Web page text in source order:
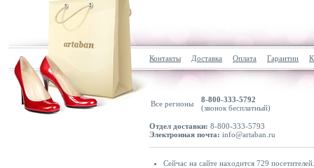
Контакты Доставка Оплата Гарантии
Все регионы
8-800-333-5792
(звонок бесплатный)
Отдел доставки: 8-800-333-5793
Электронная почта: info@artaban.ru
Сейчас на сайте находится 729 посетителей.